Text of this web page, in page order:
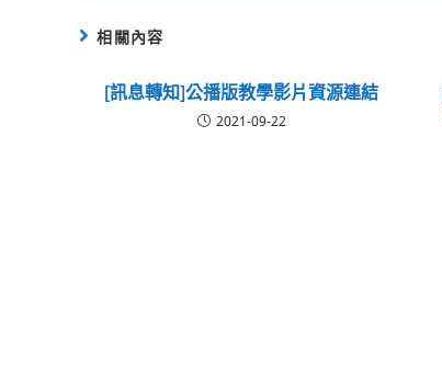
相關內容
[訊息轉知]公播版教學影片資源連結
2021-09-22